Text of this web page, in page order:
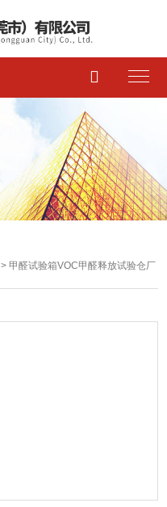

> 甲醛试验箱VOC甲醛释放试验仓厂